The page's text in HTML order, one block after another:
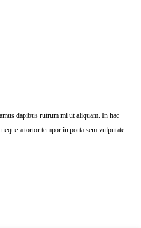
dapibus rutrum mi ut aliquam. In hac
a tortor tempor in porta sem vulputate.